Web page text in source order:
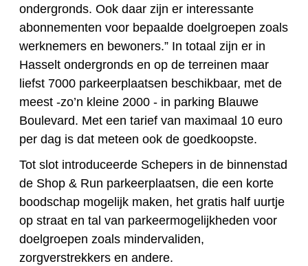
ondergronds. Ook daar zijn er interessante
abonnementen voor bepaalde doelgroepen zoals
werknemers en bewoners.” In totaal zijn er in
Hasselt ondergronds en op de terreinen maar
liefst 7000 parkeerplaatsen beschikbaar, met de
meest -zo’n kleine 2000 - in parking Blauwe
Boulevard. Met een tarief van maximaal 10 euro
per dag is dat meteen ook de goedkoopste.
Tot slot introduceerde Schepers in de binnenstad
de Shop & Run parkeerplaatsen, die een korte
boodschap mogelijk maken, het gratis half uurtje
op straat en tal van parkeermogelijkheden voor
doelgroepen zoals mindervaliden,
zorgverstrekkers en andere.